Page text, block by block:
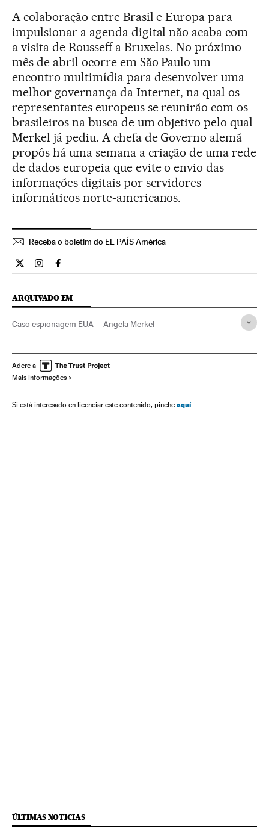
A colaboração entre Brasil e Europa para
impulsionar a agenda digital não acaba com
a visita de Rousseff a Bruxelas. No próximo
mês de abril ocorre em São Paulo um
encontro multimídia para desenvolver uma
melhor governança da Internet, na qual os
representantes europeus se reunirão com os
brasileiros na busca de um objetivo pelo qual
Merkel já pediu. A chefa de Governo alemã
propôs há uma semana a criação de uma rede
de dados europeia que evite o envio das
informações digitais por servidores
informáticos norte-americanos.
Receba o boletim do EL PAÍS América
Internacional El País Brasil en Twitter
Internacional El País Brasil en Instagram
Internacional El País Brasil en Facebook
ARQUIVADO EM
Caso espionagem EUA Angela Merkel
Serviços inteligência Presidente Brasil
Departamento Defesa EUA
Segurança nacional Espionagem Delitos informáticos
Adere a
Mais informações
Si está interesado en licenciar este contenido, pinche aquí
ÚLTIMAS NOTICIAS